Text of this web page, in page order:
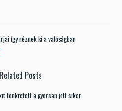
így néznek ki a valóságban
Related Posts
tönkretett a gyorsan jött siker